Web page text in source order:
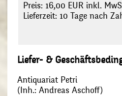
Preis: 16,00 EUR inkl.
Lieferzeit: 10 Tage nach
Liefer- &
Antiquariat Petri
(Inh.: Andreas Aschoff)